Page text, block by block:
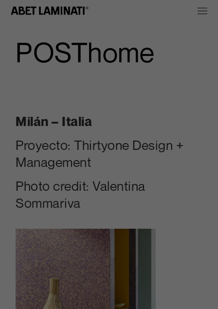
POSThome
Milán – Italia
Proyecto: Thirtyone Design +
Management
Photo credit: Valentina
Sommariva